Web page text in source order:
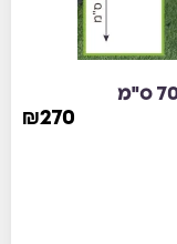
₪270